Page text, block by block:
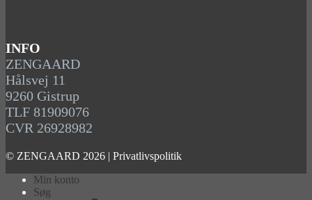
INFO
ZENGAARD
Hålsvej 11
9260 Gistrup
TLF 81909076
CVR 26928982
© ZENGAARD 2026 | Privatlivspolitik
Min konto
Søg